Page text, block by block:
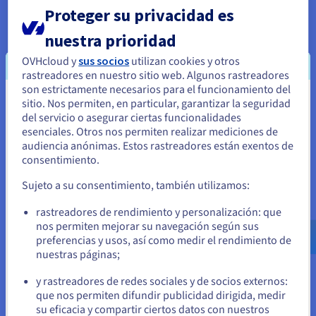
innecesarios y congestión de la red. También ubicamos
estratégicamente los servidores en datacenters
geográficamente más cerca de los usuarios o de
intercambios de red específicos, y ofrecemos
almacenamiento perimetral («edge») global.
Principales características de los
servidores de baja latencia de
OVHcloud
servidores dedicadosde baja latencia de OVHcloud se
basan en una tecnología de última generación, mejorada con
funciones específicas diseñadas para ofrecer el máximo
rendimiento, flexibilidad y resistencia operativa para sus
aplicaciones más exigentes, incluido elcloud híbrido.
Parece que está ubicado en Estados
Unidos
Si quiere hacer un pedido desde Estados Unidos, deberá buscar
el sitio web adecuado y crear una cuenta.
us.ovhcloud.com/
Inglés USD - $
Permanezca en el sitio web actual
Proteger su privacidad es
nuestra prioridad
OVHcloud ysus socios utilizan cookies y otros
rastreadores en nuestro sitio web. Algunos rastreadores
son estrictamente necesarios para el funcionamiento del
sitio. Nos permiten, en particular, garantizar la seguridad
del servicio o asegurar ciertas funcionalidades
esenciales. Otros nos permiten realizar mediciones de
audiencia anónimas. Estos rastreadores están exentos de
consentimiento.
Sujeto a su consentimiento, también utilizamos:
rastreadores de rendimiento y personalización: que
nos permiten mejorar su navegación según sus
preferencias y usos, así como medir el rendimiento de
nuestras páginas;
y rastreadores de redes sociales y de socios externos:
que nos permiten difundir publicidad dirigida, medir
su eficacia y compartir ciertos datos con nuestros